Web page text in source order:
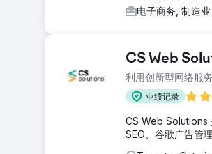
电子商务, 制造业
CS Web
利用创新型网络服
业绩记录
CS Web Solutions
SEO、谷歌广告管